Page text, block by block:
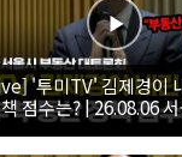
'투미TV' 김제경이
점수는? | 26.08.06